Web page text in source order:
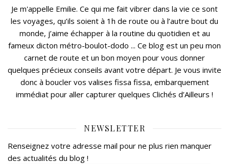
Je m'appelle Emilie. Ce qui me fait vibrer dans la vie ce sont
les voyages, qu’ils soient à 1h de route ou à l’autre bout du
monde, j’aime échapper à la routine du quotidien et au
fameux dicton métro-boulot-dodo ... Ce blog est un peu mon
carnet de route et un bon moyen pour vous donner
quelques précieux conseils avant votre départ. Je vous invite
donc à boucler vos valises fissa fissa, embarquement
immédiat pour aller capturer quelques Clichés d’Ailleurs !
NEWSLETTER
Renseignez votre adresse mail pour ne plus rien manquer
des actualités du blog !